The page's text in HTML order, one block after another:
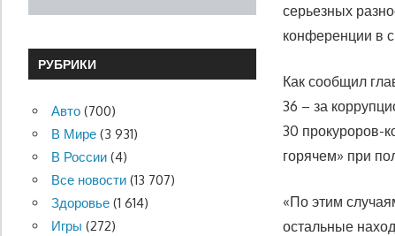
серьезных
конференции в
Как сообщил
36 – за
30 прокуроров-
горячем» при
«По этим
остальные
РУБРИКИ
Авто(700)
В Мире(3 931)
В России(4)
Все новости(13 707)
Здоровье(1 614)
Игры (272)